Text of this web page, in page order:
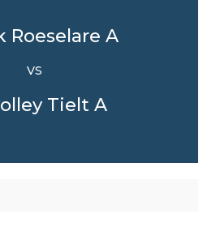
Roeselare A
VS
Tielt A